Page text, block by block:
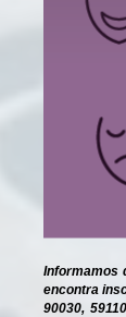
Informamos
encontra
90030,